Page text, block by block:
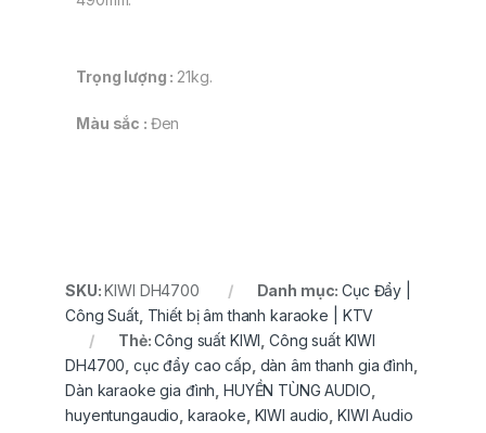
Trọng lượng : 21kg.
Màu sắc : Đen
SKU:KIWI DH4700 Danh mục:Cục Đẩy |
Công Suất, Thiết bị âm thanh karaoke | KTV
Thẻ:Công suất KIWI ,Công suất KIWI
DH4700 cục đẩy cao cấp dàn âm thanh gia đình
Dàn karaoke gia đình ,HUYỀN TÙNG AUDIO
huyentungaudio karaoke KIWI audio KIWI Audio